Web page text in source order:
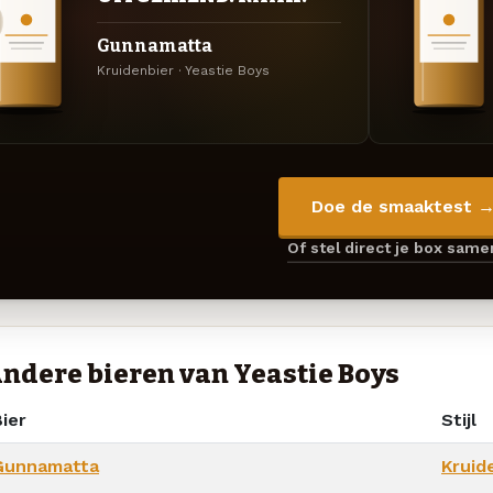
Gunnamatta
Kruidenbier · Yeastie Boys
Doe de smaaktest →
Of stel direct je box
bieren van Yeastie Boys
Stijl